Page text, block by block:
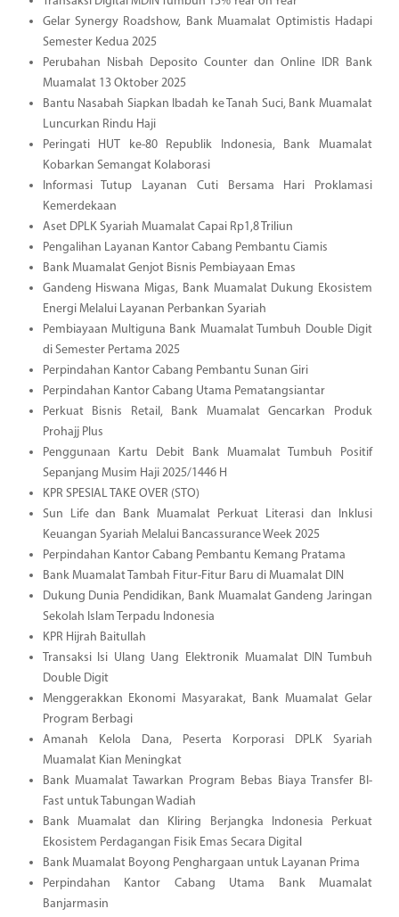
Gelar Synergy Roadshow, Bank Muamalat Optimistis Hadapi
Semester Kedua 2025
Perubahan Nisbah Deposito Counter dan Online IDR Bank
Muamalat 13 Oktober 2025
Bantu Nasabah Siapkan Ibadah ke Tanah Suci, Bank Muamalat
Luncurkan Rindu Haji
Peringati HUT ke-80 Republik Indonesia, Bank Muamalat
Kobarkan Semangat Kolaborasi
Informasi Tutup Layanan Cuti Bersama Hari Proklamasi
Kemerdekaan
Aset DPLK Syariah Muamalat Capai Rp1,8 Triliun
Pengalihan Layanan Kantor Cabang Pembantu Ciamis
Bank Muamalat Genjot Bisnis Pembiayaan Emas
Gandeng Hiswana Migas, Bank Muamalat Dukung Ekosistem
Energi Melalui Layanan Perbankan Syariah
Pembiayaan Multiguna Bank Muamalat Tumbuh Double Digit
di Semester Pertama 2025
Perpindahan Kantor Cabang Pembantu Sunan Giri
Perpindahan Kantor Cabang Utama Pematangsiantar
Perkuat Bisnis Retail, Bank Muamalat Gencarkan Produk
Prohajj Plus
Penggunaan Kartu Debit Bank Muamalat Tumbuh Positif
Sepanjang Musim Haji 2025/1446 H
KPR SPESIAL TAKE OVER (STO)
Sun Life dan Bank Muamalat Perkuat Literasi dan Inklusi
Keuangan Syariah Melalui Bancassurance Week 2025
Perpindahan Kantor Cabang Pembantu Kemang Pratama
Bank Muamalat Tambah Fitur-Fitur Baru di Muamalat DIN
Dukung Dunia Pendidikan, Bank Muamalat Gandeng Jaringan
Sekolah Islam Terpadu Indonesia
KPR Hijrah Baitullah
Transaksi Isi Ulang Uang Elektronik Muamalat DIN Tumbuh
Double Digit
Menggerakkan Ekonomi Masyarakat, Bank Muamalat Gelar
Program Berbagi
Amanah Kelola Dana, Peserta Korporasi DPLK Syariah
Muamalat Kian Meningkat
Bank Muamalat Tawarkan Program Bebas Biaya Transfer BI-
Fast untuk Tabungan Wadiah
Bank Muamalat dan Kliring Berjangka Indonesia Perkuat
Ekosistem Perdagangan Fisik Emas Secara Digital
Bank Muamalat Boyong Penghargaan untuk Layanan Prima
Perpindahan Kantor Cabang Utama Bank Muamalat
Banjarmasin